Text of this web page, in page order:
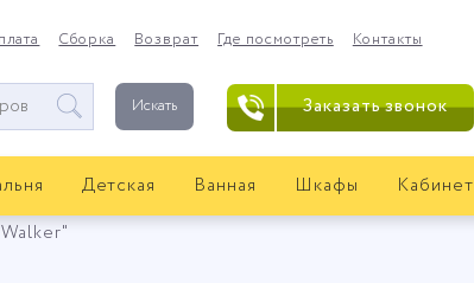
Сборка Возврат Где посмотреть Контакты
Искать Заказать звонок
Детская Ванная Шкафы Кабинет